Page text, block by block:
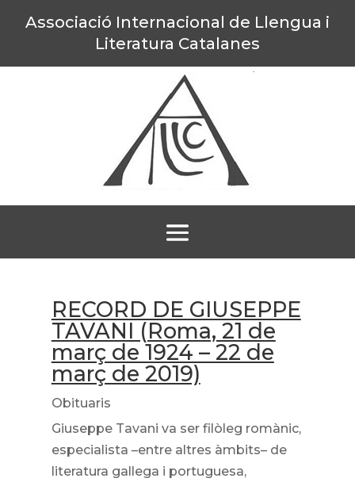
Associació Internacional de Llengua i
Literatura Catalanes
RECORD DE GIUSEPPE
TAVANI (Roma, 21 de
març de 1924 – 22 de
març de 2019)
Obituaris
Giuseppe Tavani va ser filòleg romànic,
especialista –entre altres àmbits– de
literatura gallega i portuguesa,